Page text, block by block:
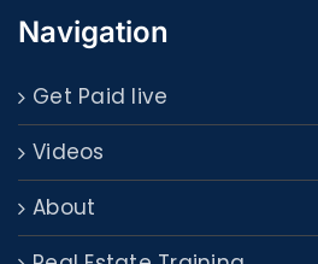
Navigation
Get Paid live
Videos
About